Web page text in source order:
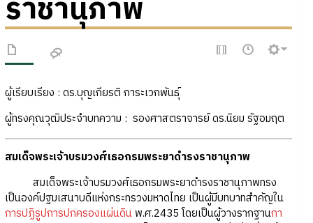
ราชานุภาพ
ผู้เรียบเรียง : ดร.บุญเกียรติ การะเวกพันธุ์
ผู้ทรงคุณวุฒิประจำบทความ : รองศาสตราจารย์ ดร.นิยม รัฐอมฤต
สมเด็จพระเจ้าบรมวงศ์เธอกรมพระยาดำรงราชานุภาพ
สมเด็จพระเจ้าบรมวงศ์เธอกรมพระยาดำรงราชานุภาพทรง
เป็นองค์ปฐมเสนาบดีแห่งกระทรวงมหาดไทย เป็นผู้มีบทบาทสำคัญใน
การปฏิรูปการปกครองแผ่นดินพ.ศ.2435 โดยเป็นผู้วางรากฐานกา